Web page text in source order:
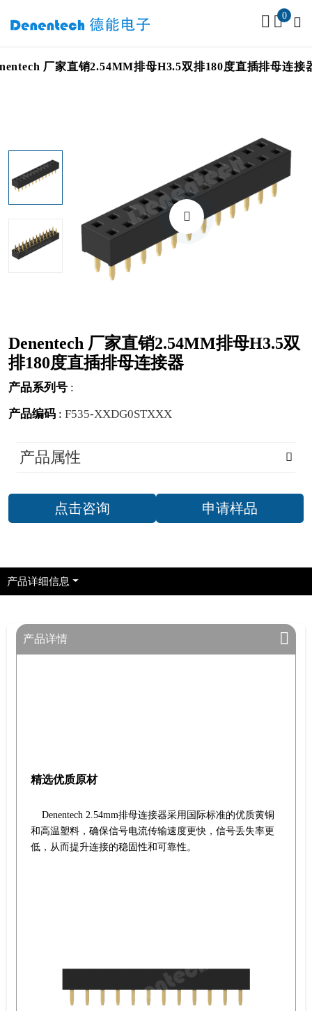
0
厂家直销2.54MM排母H3.5双排180度直插排母连接器
Denentech 厂家直销2.54MM排母H3.5双
排180度直插排母连接器
产品系列号 :
产品编码 : F535-XXDG0STXXX
产品属性
点击咨询 申请样品
产品详细信息
产品详情
精选优质原材
Denentech 2.54mm排母连接器采用国际标准的优质黄铜
和高温塑料，确保信号电流传输速度更快，信号丢失率更
低，从而提升连接的稳固性和可靠性。